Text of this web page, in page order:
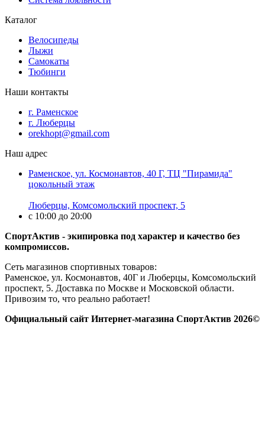
Каталог
Велосипеды
Лыжи
Самокаты
Тюбинги
Наши контакты
г. Раменское
г. Люберцы
orekhopt@gmail.com
Наш адрес
Раменское, ул. Космонавтов, 40 Г, ТЦ "Пирамида"
цокольный этаж
Люберцы, Комсомольский проспект, 5
с 10:00 до 20:00
СпортАктив - экипировка под характер и качество без
компромиссов.
Сеть магазинов спортивных товаров:
Раменское, ул. Космонавтов, 40Г и Люберцы, Комсомольский
проспект, 5. Доставка по Москве и Московской области.
Привозим то, что реально работает!
Официальный сайт Интернет-магазина СпортАктив 2026©